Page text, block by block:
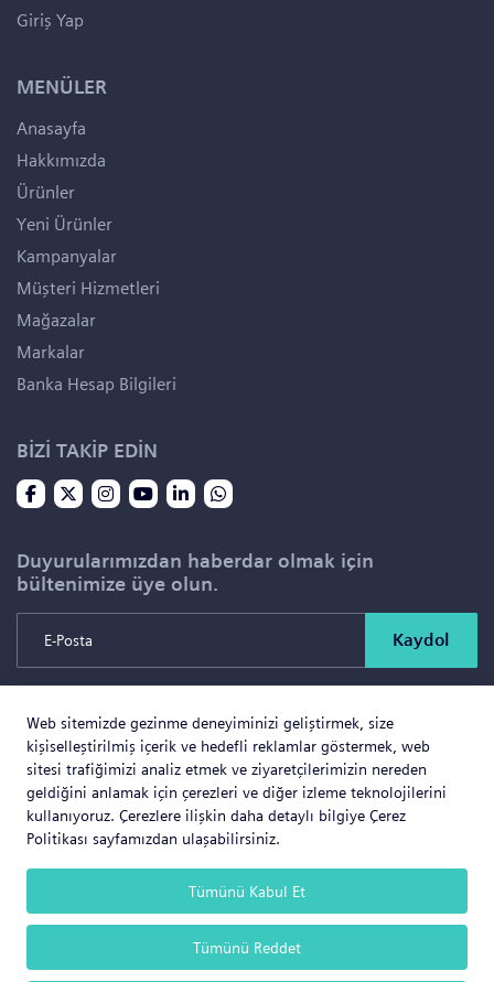
Web sitemizde gezinme deneyiminizi geliştirmek, size
kişiselleştirilmiş içerik ve hedefli reklamlar göstermek, web
sitesi trafiğimizi analiz etmek ve ziyaretçilerimizin nereden
geldiğini anlamak için çerezleri ve diğer izleme teknolojilerini
kullanıyoruz. Çerezlere ilişkin daha detaylı bilgiye Çerez
Politikası sayfamızdan ulaşabilirsiniz.
Tümünü Kabul Et
Tümünü Reddet
Giriş Yap
MENÜLER
Anasayfa
Hakkımızda
Ürünler
Yeni Ürünler
Kampanyalar
Müşteri Hizmetleri
Mağazalar
Markalar
Banka Hesap Bilgileri
BİZİ TAKİP EDİN
Duyurularımızdan haberdar olmak için
bültenimize üye olun.
Kaydol
Copyright © 2026 SOLD PROJE SATIŞ YÖNETİMİ VE
GAYRİMENKUL İNŞAAT TİCARET LTD.ŞTİ. Tüm Hakları
Saklıdır.
Web Business® e-ticaret sistemleri ile hazırlanmıştır.